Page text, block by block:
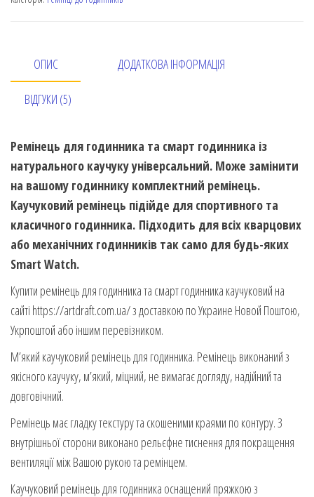
ОПИС ДОДАТКОВА ІНФОРМАЦІЯ
ВІДГУКИ (5)
Ремінець для годинника та смарт годинника із
натурального каучуку універсальний. Може замінити
на вашому годиннику комплектний ремінець.
Каучуковий ремінець підійде для спортивного та
класичного годинника. Підходить для всіх кварцових
або механічних годинників так само для будь-яких
Smart Watch.
Купити ремінець для годинника та смарт годинника каучуковий на
сайті https://artdraft.com.ua/ з доставкою по Украине Новой Поштою,
Укрпоштой або іншим перевізником.
М’який каучуковий ремінець для годинника. Ремінець виконаний з
якісного каучуку, м’який, міцний, не вимагає догляду, надійний та
довговічний.
Ремінець має гладку текстуру та скошеними краями по контуру. З
внутрішньої сторони виконано рельєфне тиснення для покращення
вентиляції між Вашою рукою та ремінцем.
Каучуковий ремінець для годинника оснащений пряжкою з